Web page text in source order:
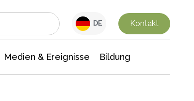
DE Kontakt
Medien & Ereignisse Bildung